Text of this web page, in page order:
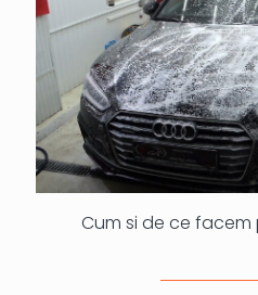
Cum si de ce